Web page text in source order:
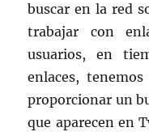
buscar en la red
trabajar con
usuarios, en
enlaces,
proporcionar un
que aparecen en